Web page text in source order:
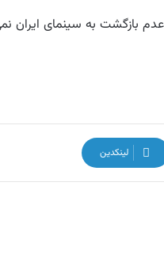
بازگشت به سینمای ایران
لینکدین